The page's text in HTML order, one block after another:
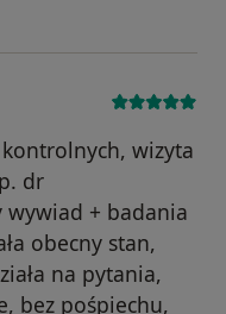
wizyta
dr
wywiad + badania
obecny stan,
na pytania,
bez pośpiechu,